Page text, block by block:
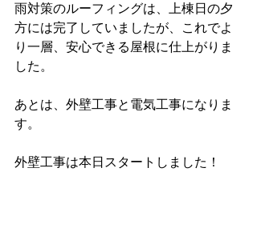
雨対策のルーフィングは、上棟日の夕
方には完了していましたが、これでよ
り一層、安心できる屋根に仕上がりま
した。
あとは、外壁工事と電気工事になりま
す。
外壁工事は本日スタートしました！